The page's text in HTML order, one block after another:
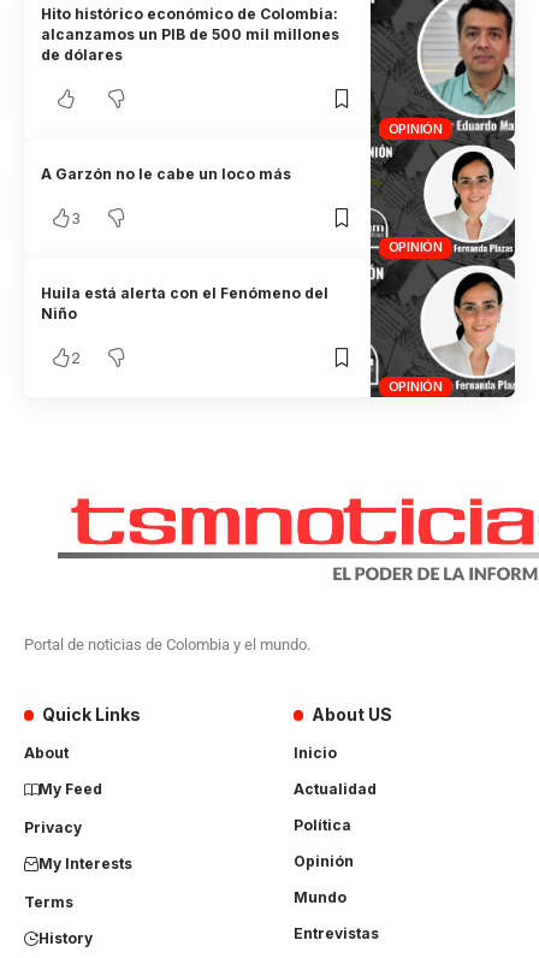
OPINIÓN
Hito histórico económico de Colombia:
alcanzamos un PIB de 500 mil millones
de dólares
OPINIÓN
A Garzón no le cabe un loco más
3
OPINIÓN
Huila está alerta con el Fenómeno del
Niño
2
Portal de noticias de Colombia y el mundo.
Quick Links
About
My Feed
Privacy
My Interests
Terms
History
About US
Inicio
Actualidad
Política
Opinión
Mundo
Entrevistas